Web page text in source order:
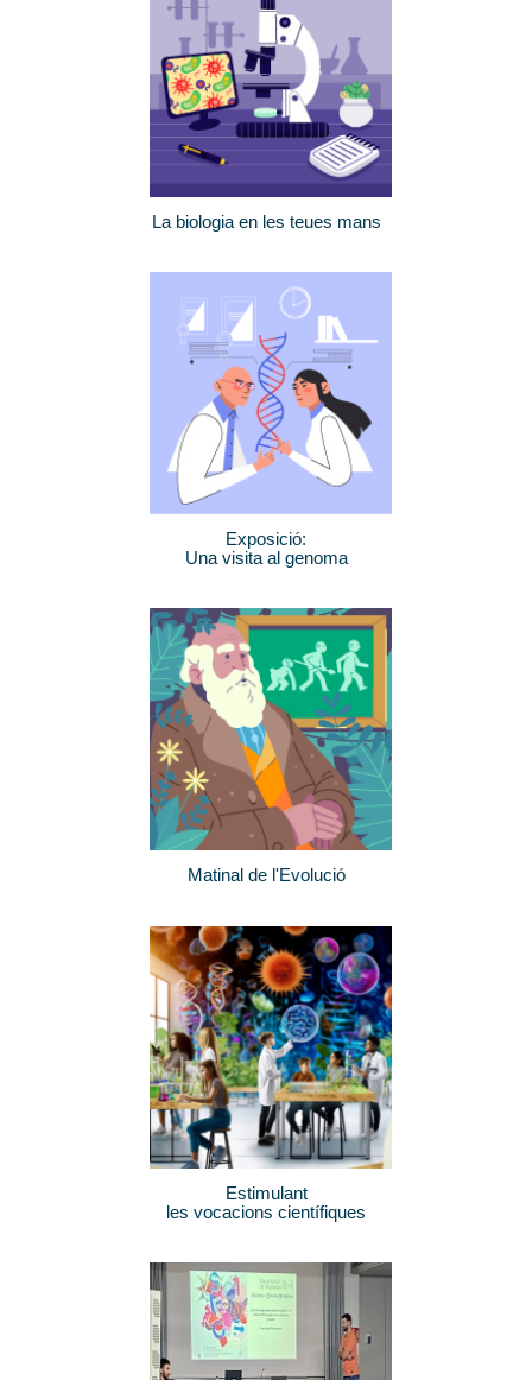
La biologia en les teues mans
Exposició:
Una visita al genoma
Matinal de l'Evolució
Estimulant
les vocacions científiques